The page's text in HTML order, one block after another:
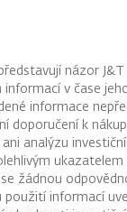
názor
v čase
informace
doporučení k
analýzu
žádnou
použití informací